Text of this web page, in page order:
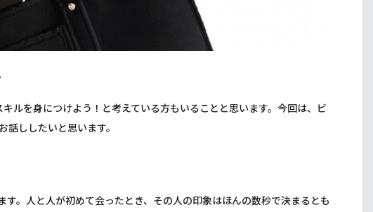
ルを身につけよう！と考えている方もいることと思います。今回は、ビ
ししたいと思います。
。人と人が初めて会ったとき、その人の印象はほんの数秒で決まるとも